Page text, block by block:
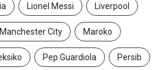
Lionel Messi Liverpool
Manchester City Maroko
Pep Guardiola Persib